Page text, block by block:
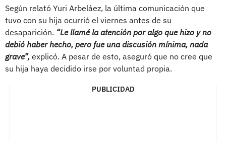
Según relató Yuri Arbeláez, la última comunicación que
tuvo con su hija ocurrió el viernes antes de su
desaparición. “Le llamé la atención por algo que hizo y no
debió haber hecho, pero fue una discusión mínima, nada
grave”, explicó. A pesar de esto, aseguró que no cree que
su hija haya decidido irse por voluntad propia.
PUBLICIDAD